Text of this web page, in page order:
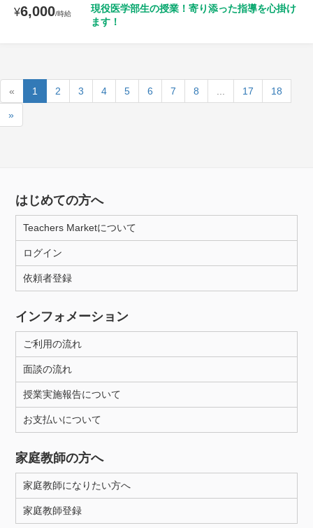
¥6,000/時給
現役医学部生の授業！寄り添った指導を心掛け
ます！
« 1 2 3 4 5 6 7 8 17 18
»
はじめての方へ
Teachers Marketについて
ログイン
依頼者登録
インフォメーション
ご利用の流れ
面談の流れ
授業実施報告について
お支払いについて
家庭教師の方へ
家庭教師になりたい方へ
家庭教師登録